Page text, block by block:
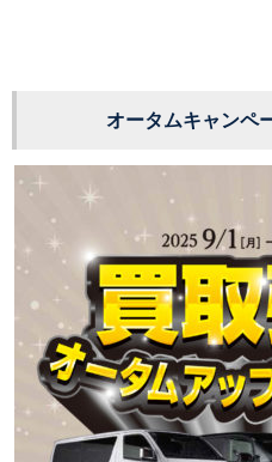
オータムキャン